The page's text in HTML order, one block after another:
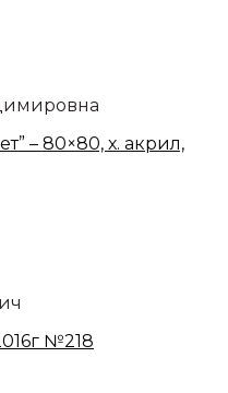
– 80×80, х. акрил,
№218